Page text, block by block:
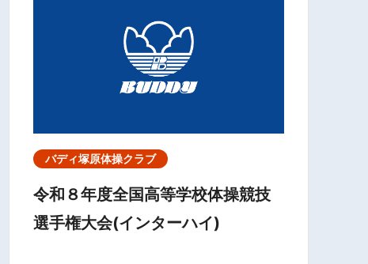
バディ塚原体操クラブ
令和８年度全国高等学校体操競技
選手権大会(インターハイ)